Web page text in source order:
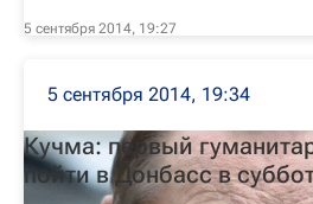
5 сентября 2014, 19:27
5 сентября 2014, 19:34
Кучма: первый
пойти в Донбасс в